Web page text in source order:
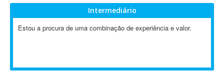
ABAP
Abaqus
ABBYY FineReader
Ableton
Intermediário
Estou a procura de uma combinação de experiência e valor.